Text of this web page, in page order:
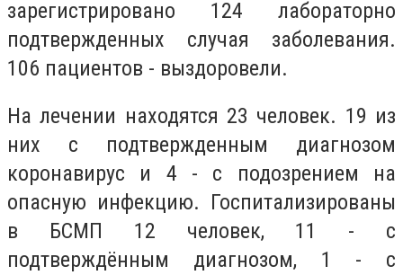
зарегистрировано 124 лабораторно
подтвержденных случая заболевания.
106 пациентов - выздоровели.
На лечении находятся 23 человек. 19 из
них с подтвержденным диагнозом
коронавирус и 4 - с подозрением на
опасную инфекцию. Госпитализированы
в БСМП 12 человек, 11 - с
подтверждённым диагнозом, 1 - с